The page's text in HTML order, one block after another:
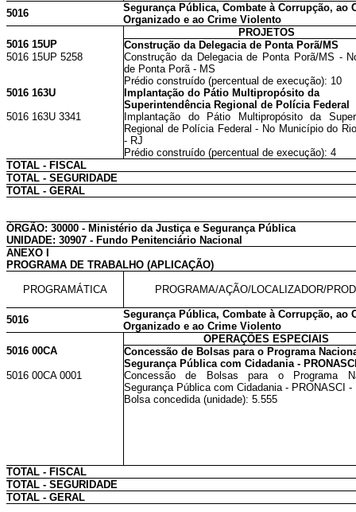
5016
Segurança Pública, Combate à Corrupção, ao
Organizado e ao Crime Violento
PROJETOS
5016 15UP
Construção da Delegacia de Ponta Porã/MS
5016 15UP 5258
Construção da Delegacia de Ponta Porã/MS -
de Ponta Porã - MS
Prédio construído (percentual de execução): 10
5016 163U
Implantação do Pátio Multipropósito da
Superintendência Regional de Polícia Federal
5016 163U 3341
Implantação do Pátio Multipropósito da
Regional de Polícia Federal - No Município do
- RJ
Prédio construído (percentual de execução): 4
TOTAL - FISCAL
TOTAL - SEGURIDADE
TOTAL - GERAL
ÓRGÃO: 30000 - Ministério da Justiça e Segurança Pública
UNIDADE: 30907 - Fundo Penitenciário Nacional
ANEXO I
PROGRAMA DE TRABALHO (APLICAÇÃO)
PROGRAMÁTICA PROGRAMA/AÇÃO/LOCALIZADOR/
5016
Segurança Pública, Combate à Corrupção, ao
Organizado e ao Crime Violento
OPERAÇÕES ESPECIAIS
5016 00CA
Concessão de Bolsas para o Programa
Segurança Pública com Cidadania -
5016 00CA 0001
Concessão de Bolsas para o Programa
Segurança Pública com Cidadania - PRONASCI -
Bolsa concedida (unidade): 5.555
TOTAL - FISCAL
TOTAL - SEGURIDADE
TOTAL - GERAL